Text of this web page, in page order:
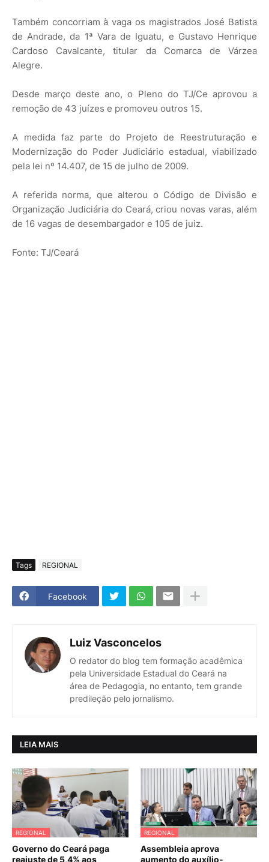
Também concorriam à vaga os magistrados José Batista
de Andrade, da 1ª Vara de Iguatu, e Gustavo Henrique
Cardoso Cavalcante, titular da Comarca de Várzea
Alegre.
Desde março deste ano, o Pleno do TJ/Ce aprovou a
remoção de 43 juízes e promoveu outros 15.
A medida faz parte do Projeto de Reestruturação e
Modernização do Poder Judiciário estadual, viabilizado
pela lei nº 14.407, de 15 de julho de 2009.
A referida norma, que alterou o Código de Divisão e
Organização Judiciária do Ceará, criou novas varas, além
de 16 vagas de desembargador e 105 de juiz.
Fonte: TJ/Ceará
Tags REGIONAL
Facebook
Luiz Vasconcelos
O redator do blog tem formação acadêmica
pela Universidade Estadual do Ceará na
área de Pedagogia, no entanto, tem grande
predileção pelo jornalismo.
LEIA MAIS
REGIONAL
Governo do Ceará paga
reajuste de 5,4% aos
REGIONAL
Assembleia aprova
aumento do auxílio-